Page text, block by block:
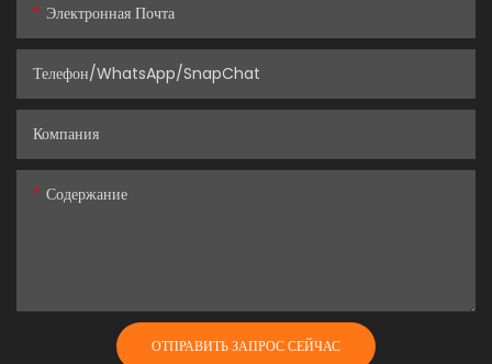
Электронная Почта
Телефон/WhatsApp/SnapChat
Компания
Содержание
ОТПРАВИТЬ ЗАПРОС СЕЙЧАС